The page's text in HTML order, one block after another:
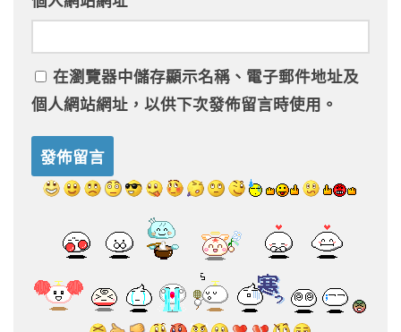
在瀏覽器中儲存顯示名稱、電子郵件地址及
個人網站網址，以供下次發佈留言時使用。